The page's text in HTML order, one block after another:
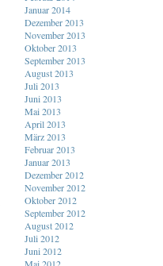
Januar 2014
Dezember 2013
November 2013
Oktober 2013
September 2013
August 2013
Juli 2013
Juni 2013
Mai 2013
April 2013
März 2013
Februar 2013
Januar 2013
Dezember 2012
November 2012
Oktober 2012
September 2012
August 2012
Juli 2012
Juni 2012